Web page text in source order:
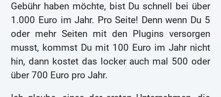
Gebühr haben möchte, bist Du schnell bei über
1.000 Euro im Jahr. Pro Seite! Denn wenn Du 5
oder mehr Seiten mit den Plugins versorgen
musst, kommst Du mit 100 Euro im Jahr nicht
hin, dann kostet das locker auch mal 500 oder
über 700 Euro pro Jahr.